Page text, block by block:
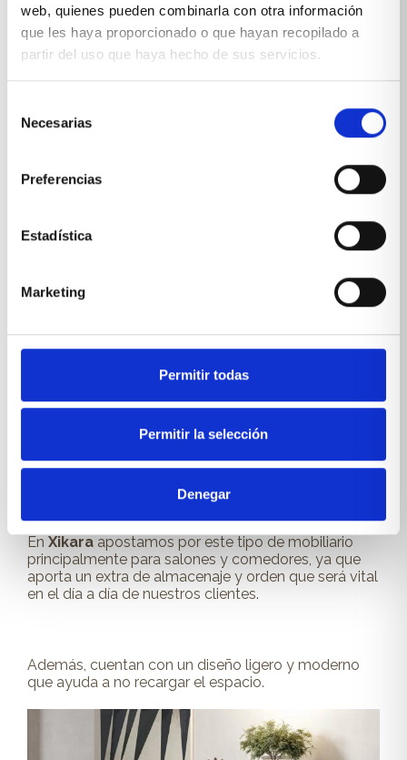
web, quienes pueden combinarla con otra información
que les haya proporcionado o que hayan recopilado a
partir del uso que haya hecho de sus servicios.
Necesarias
Preferencias
Estadística
Marketing
Permitir todas
Permitir la selección
Denegar
Aparadores modernos, clásicos o
contemporáneos
Losaparadores son muebles que se han
renovado para adaptarse a todo tipo de
En Xikara apostamos por este tipo de mobiliario
principalmente para salones y comedores, ya que
aporta un extra de almacenaje y orden que será vital
en el día a día de nuestros clientes.
Además, cuentan con un diseño ligero y moderno
que ayuda a no recargar el espacio.